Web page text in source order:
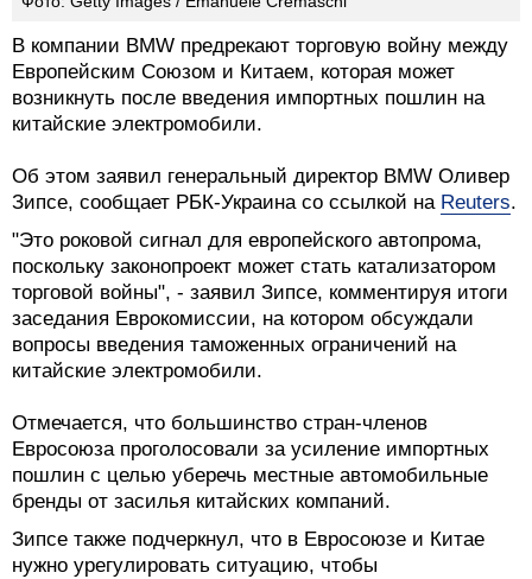
В компании BMW предрекают торговую войну между
Европейским Союзом и Китаем, которая может
возникнуть после введения импортных пошлин на
китайские электромобили.
Об этом заявил генеральный директор BMW Оливер
Зипсе, сообщает РБК-Украина со ссылкой на Reuters.
"Это роковой сигнал для европейского автопрома,
поскольку законопроект может стать катализатором
торговой войны", - заявил Зипсе, комментируя итоги
заседания Еврокомиссии, на котором обсуждали
вопросы введения таможенных ограничений на
китайские электромобили.
Отмечается, что большинство стран-членов
Евросоюза проголосовали за усиление импортных
пошлин с целью уберечь местные автомобильные
бренды от засилья китайских компаний.
Зипсе также подчеркнул, что в Евросоюзе и Китае
нужно урегулировать ситуацию, чтобы